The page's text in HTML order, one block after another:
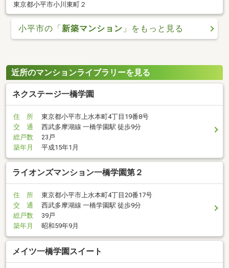
東京都小平市小川東町２
小平市の「新築マンション 」をもっと見る
近所のマンションライブラリーを見る
ネクステージ一橋学園
住 所
東京都小平市上水本町4丁目19番8号
交 通
西武多摩湖線 一橋学園駅 徒歩9分
総戸数
23戸
築年月
平成15年1月
ライオンズマンション一橋学園第２
住 所
東京都小平市上水本町4丁目20番17号
交 通
西武多摩湖線 一橋学園駅 徒歩9分
総戸数
39戸
築年月
昭和59年9月
メイツ一橋学園スイート